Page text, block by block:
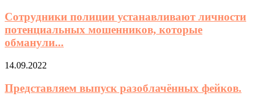
Сотрудники полиции устанавливают личности
потенциальных мошенников, которые
обманули...
14.09.2022
Представляем выпуск разоблачённых фейков.